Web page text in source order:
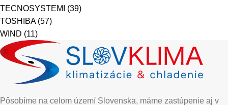
TECNOSYSTEMI
(39)
TOSHIBA (57)
WIND (11)
Pôsobíme na celom území Slovenska, máme zastúpenie aj v